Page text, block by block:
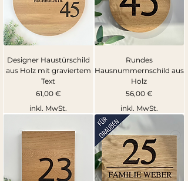
Designer Haustürschild
aus Holz mit graviertem
Text
Preis
61,00 €
inkl. MwSt.
Rundes
Hausnummernschild aus
Holz
Preis
56,00 €
inkl. MwSt.